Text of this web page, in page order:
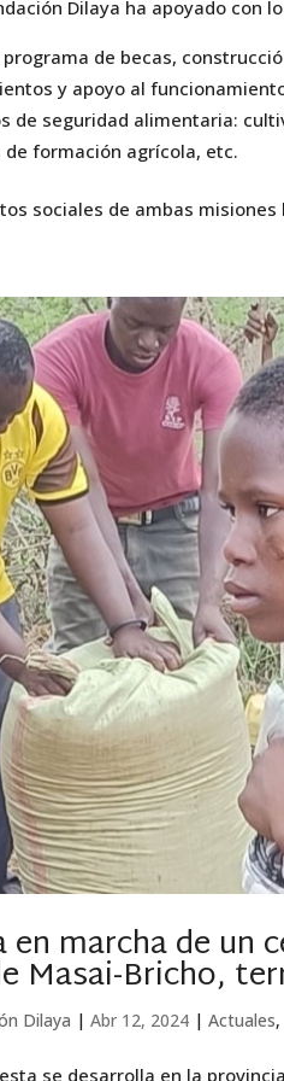
Dilaya ha apoyado con
programa de becas,
y apoyo al
de seguridad alimentaria:
de formación agrícola, etc.
sociales de ambas
en marcha de
Masai-Bricho,
Dilaya |Abr 12, 2024 |Actuales
se desarrolla en la